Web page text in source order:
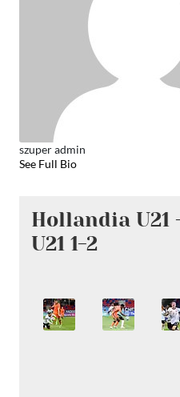
szuper admin
See Full Bio
Hollandia U21
U21 1-2